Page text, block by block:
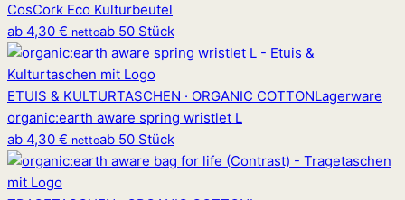
CosCork Eco Kulturbeutel
ab 4,30 € nettoab 50 Stück
ETUIS & KULTURTASCHEN · ORGANIC COTTONLagerware
organic:earth aware spring wristlet L
ab 4,30 € nettoab 50 Stück